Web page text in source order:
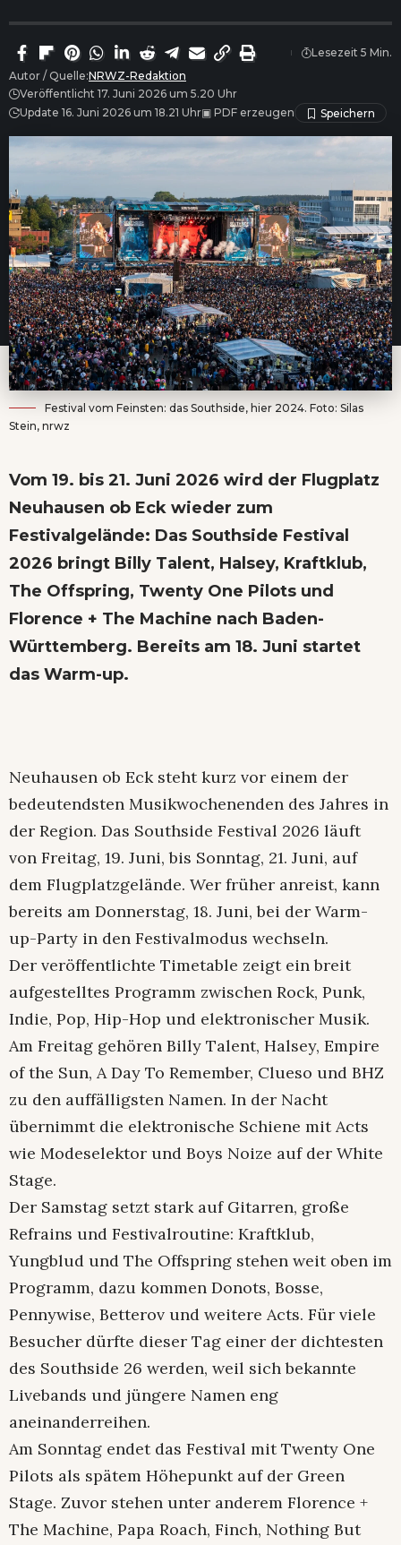
Autor / Quelle:NRWZ-Redaktion
Veröffentlicht 17. Juni 2026 um 5.20 Uhr
Update 16. Juni 2026 um 18.21 Uhr▣ PDF erzeugen
Lesezeit 5 Min.
Festival vom Feinsten: das Southside, hier 2024. Foto: Silas
Stein, nrwz
Vom 19. bis 21. Juni 2026 wird der Flugplatz
Neuhausen ob Eck wieder zum
Festivalgelände: Das Southside Festival
2026 bringt Billy Talent, Halsey, Kraftklub,
The Offspring, Twenty One Pilots und
Florence + The Machine nach Baden-
Württemberg. Bereits am 18. Juni startet
das Warm-up.
Neuhausen ob Eck steht kurz vor einem der
bedeutendsten Musikwochenenden des Jahres in
der Region. Das Southside Festival 2026 läuft
von Freitag, 19. Juni, bis Sonntag, 21. Juni, auf
dem Flugplatzgelände. Wer früher anreist, kann
bereits am Donnerstag, 18. Juni, bei der Warm-
up-Party in den Festivalmodus wechseln.
Der veröffentlichte Timetable zeigt ein breit
aufgestelltes Programm zwischen Rock, Punk,
Indie, Pop, Hip-Hop und elektronischer Musik.
Am Freitag gehören Billy Talent, Halsey, Empire
of the Sun, A Day To Remember, Clueso und BHZ
zu den auffälligsten Namen. In der Nacht
übernimmt die elektronische Schiene mit Acts
wie Modeselektor und Boys Noize auf der White
Stage.
Der Samstag setzt stark auf Gitarren, große
Refrains und Festivalroutine: Kraftklub,
Yungblud und The Offspring stehen weit oben im
Programm, dazu kommen Donots, Bosse,
Pennywise, Betterov und weitere Acts. Für viele
Besucher dürfte dieser Tag einer der dichtesten
des Southside 26 werden, weil sich bekannte
Livebands und jüngere Namen eng
aneinanderreihen.
Am Sonntag endet das Festival mit Twenty One
Pilots als spätem Höhepunkt auf der Green
Stage. Zuvor stehen unter anderem Florence +
The Machine, Papa Roach, Finch, Nothing But